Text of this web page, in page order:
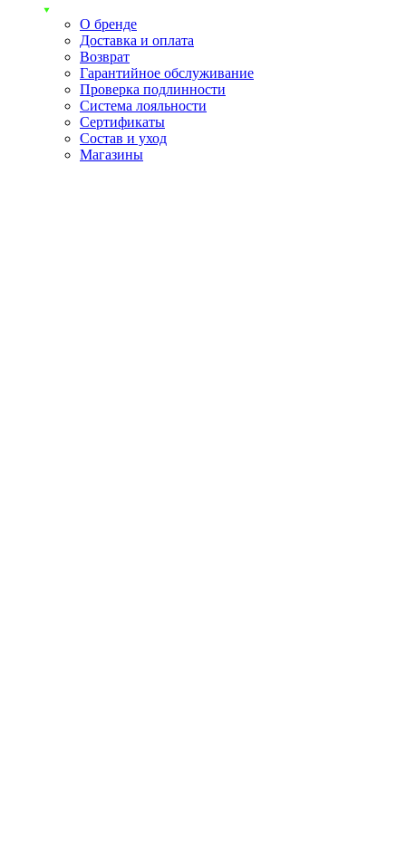
О бренде
Доставка и оплата
Возврат
Гарантийное обслуживание
Проверка подлинности
Система лояльности
Сертификаты
Состав и уход
Магазины